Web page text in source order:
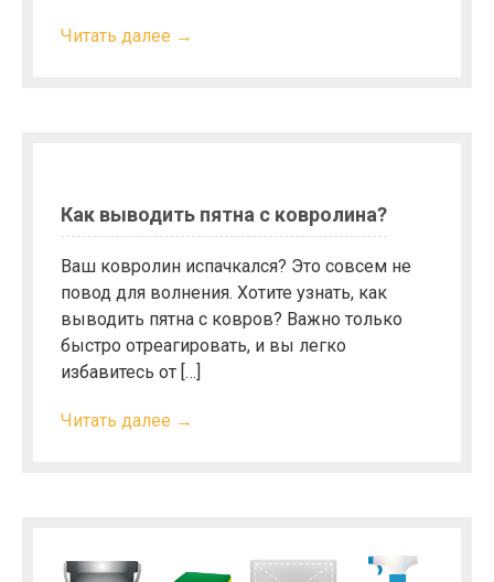
Читать далее →
Как выводить пятна с ковролина?
Ваш ковролин испачкался? Это совсем не
повод для волнения. Хотите узнать, как
выводить пятна с ковров? Важно только
быстро отреагировать, и вы легко
избавитесь от […]
Читать далее →